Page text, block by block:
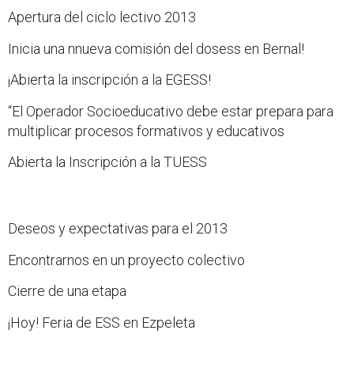
Apertura del ciclo lectivo 2013
Inicia una nnueva comisión del dosess en Bernal!
¡Abierta la inscripción a la EGESS!
“El Operador Socioeducativo debe estar prepara para
multiplicar procesos formativos y educativos
Abierta la Inscripción a la TUESS
Deseos y expectativas para el 2013
Encontrarnos en un proyecto colectivo
Cierre de una etapa
¡Hoy! Feria de ESS en Ezpeleta